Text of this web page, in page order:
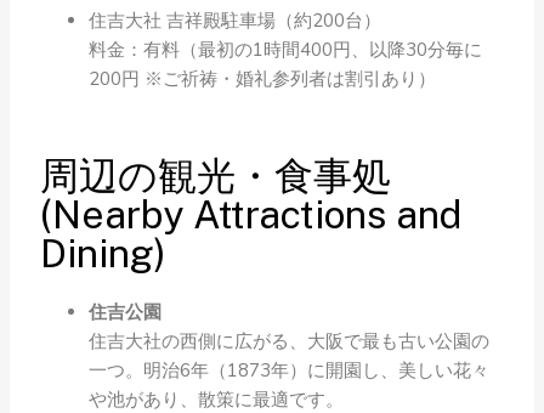
住吉大社 吉祥殿駐車場（約200台）
料金：有料（最初の1時間400円、以降30分毎に
200円 ※ご祈祷・婚礼参列者は割引あり）
周辺の観光・食事処
(Nearby Attractions and
Dining)
住吉公園
住吉大社の西側に広がる、大阪で最も古い公園の
一つ。明治6年（1873年）に開園し、美しい花々
や池があり、散策に最適です。